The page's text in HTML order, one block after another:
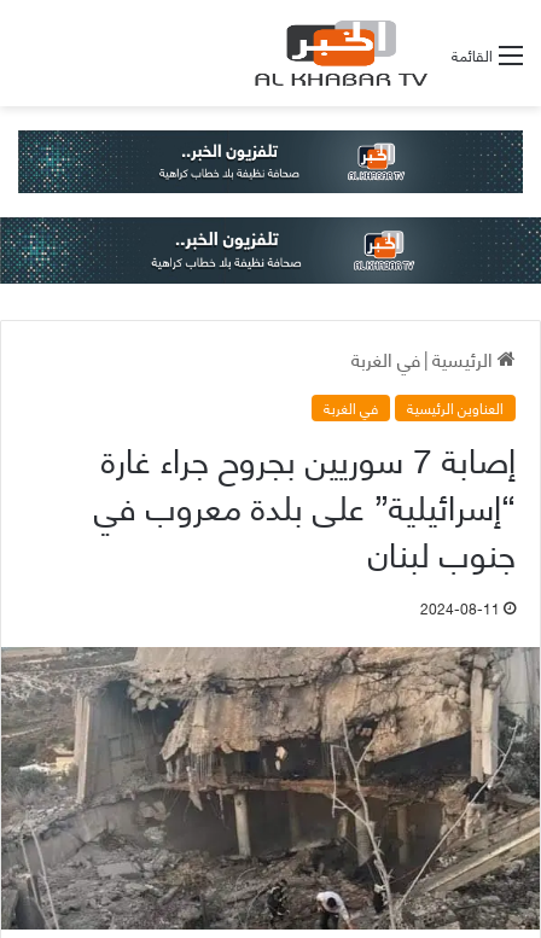
القائمة
الرئيسية|في الغربة
العناوين الرئيسية في الغربة
إصابة 7 سوريين بجروح جراء غارة
“إسرائيلية” على بلدة معروب في
جنوب لبنان
2024-08-11